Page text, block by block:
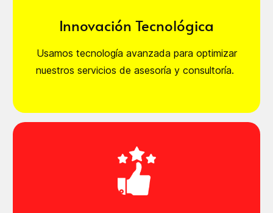
Innovación Tecnológica
Usamos tecnología avanzada para optimizar
nuestros servicios de asesoría y consultoría.